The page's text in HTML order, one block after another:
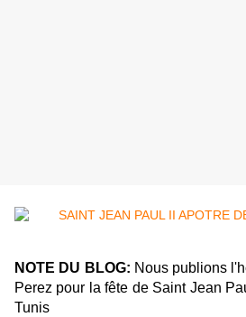
NOTE DU BLOG: Nous publions
Perez pour la fête de Saint Jean
Tunis